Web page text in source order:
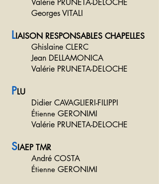
Valérie PRUNETA-DELOCHE
Georges VITALI
LIAISON RESPONSABLES CHAPELLES
Ghislaine CLERC
Jean DELLAMONICA
Valérie PRUNETA-DELOCHE
PLU
Didier CAVAGLIERI-FILIPPI
Étienne GERONIMI
Valérie PRUNETA-DELOCHE
SIAEP TMR
André COSTA
Étienne GERONIMI